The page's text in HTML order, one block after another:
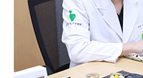
척추전방전
한 척추협
이 치료하는